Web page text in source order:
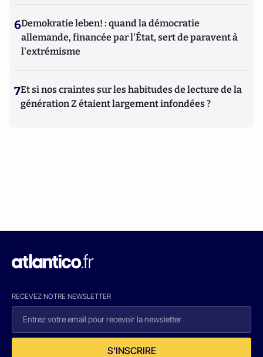
6Demokratie leben! : quand la démocratie
allemande, financée par l'État, sert de paravent à
l'extrémisme
7Et si nos craintes sur les habitudes de lecture de la
génération Z étaient largement infondées ?
RECEVEZ NOTRE NEWSLETTER
S'INSCRIRE